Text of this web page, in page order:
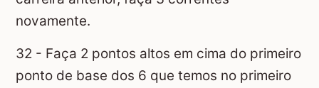
novamente.
32 - Faça 2 pontos altos em cima do primeiro
ponto de base dos 6 que temos no primeiro